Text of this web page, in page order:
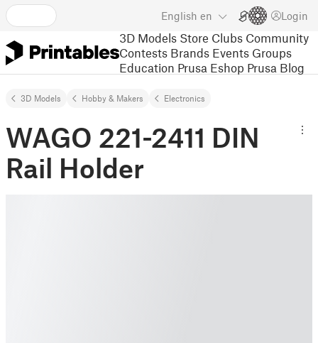
English en Login
3D Models Store Clubs Community
Contests Brands Events Groups
Education Prusa Eshop Prusa Blog
3D Models Hobby & Makers Electronics
WAGO 221-2411 DIN
Rail Holder